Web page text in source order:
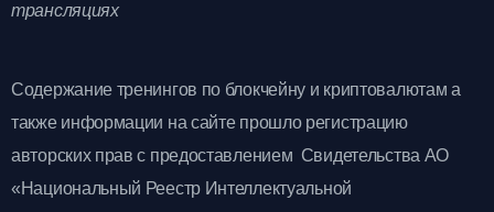
трансляциях
Содержание тренингов по блокчейну и криптовалютам а
также информации на сайте прошло регистрацию
авторских прав с предоставлением Свидетельства АО
«Национальный Реестр Интеллектуальной